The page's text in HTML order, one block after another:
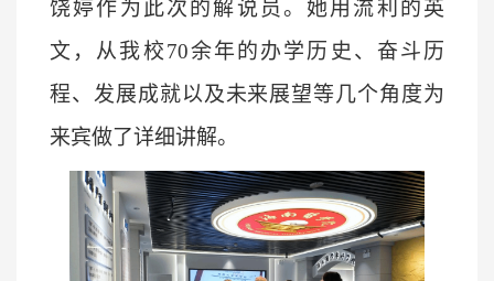
饶婷作为此次的解说员 。她用流利的英
文， 从我校70余年的办学历史、奋斗历
程、发展成就以及未来展望等几个角度为
来宾做了详细讲解。